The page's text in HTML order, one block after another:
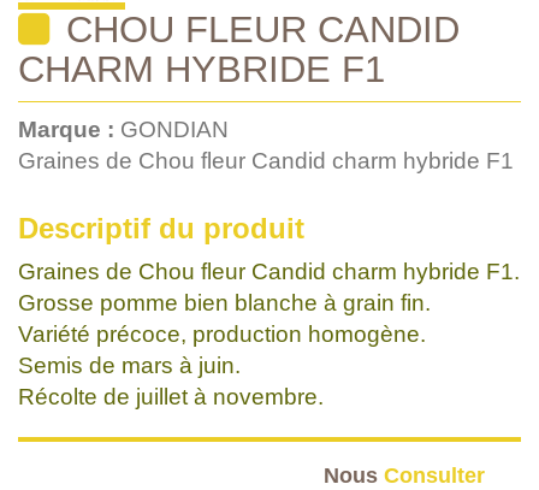
CHOU FLEUR CANDID
CHARM HYBRIDE F1
Marque : GONDIAN
Graines de Chou fleur Candid charm hybride F1
Descriptif du produit
Graines de Chou fleur Candid charm hybride F1.
Grosse pomme bien blanche à grain fin.
Variété précoce, production homogène.
Semis de mars à juin.
Récolte de juillet à novembre.
Nous Consulter